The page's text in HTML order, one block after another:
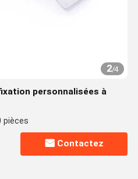
2/4
personnalisées à
pièces
Contactez